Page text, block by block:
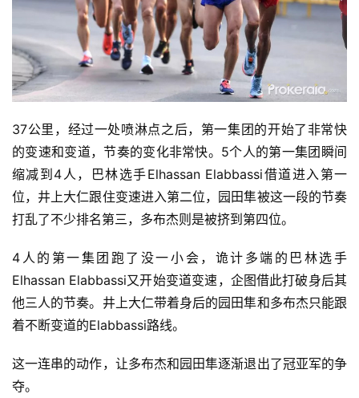
37公里，经过一处喷淋点之后，第一集团的开始了非常快
的变速和变道，节奏的变化非常快。5个人的第一集团瞬间
缩减到4人，巴林选手Elhassan Elabbassi借道进入第一
位，井上大仁跟住变速进入第二位，园田隼被这一段的节奏
打乱了不少排名第三，多布杰则是被挤到第四位。
4人的第一集团跑了没一小会，诡计多端的巴林选手
Elhassan Elabbassi又开始变道变速，企图借此打破身后其
他三人的节奏。井上大仁带着身后的园田隼和多布杰只能跟
着不断变道的Elabbassi路线。
这一连串的动作，让多布杰和园田隼逐渐退出了冠亚军的争
夺。